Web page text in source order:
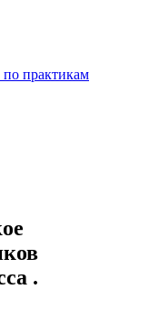
практикам
.